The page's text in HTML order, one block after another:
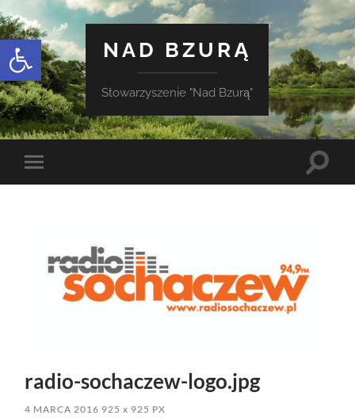
Otwórz pasek narzędzi
NAD BZURĄ
Stowarzyszenie "Nad Bzurą"
Toggle
mobile
Toggle
radio-sochaczew-logo.jpg
4 MARCA 2016 925x 925 PX